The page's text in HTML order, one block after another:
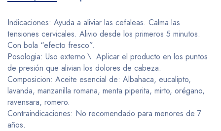
Indicaciones: Ayuda a aliviar las cefaleas. Calma las
tensiones cervicales. Alivio desde los primeros 5 minutos.
Con bola “efecto fresco”.
Posologia: Uso externo.\ Aplicar el producto en los puntos
de presión que alivian los dolores de cabeza.
Composicion: Aceite esencial de: Albahaca, eucalipto,
lavanda, manzanilla romana, menta piperita, mirto, orégano,
ravensara, romero.
Contraindicaciones: No recomendado para menores de 7
años.